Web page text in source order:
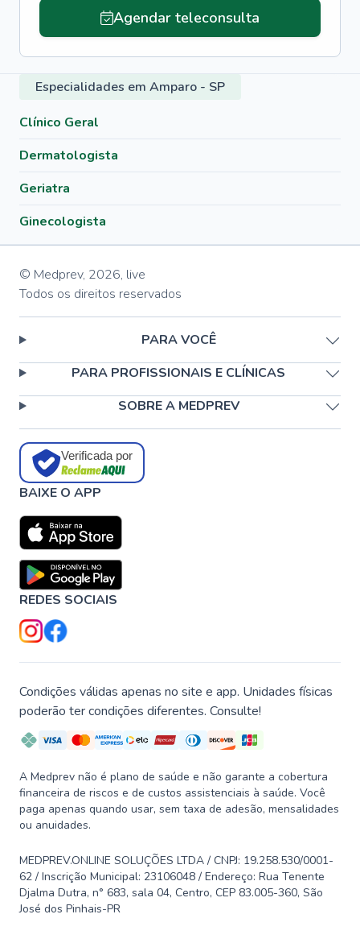
Agendar teleconsulta
Especialidades em Amparo - SP
Clínico Geral
Dermatologista
Geriatra
Ginecologista
© Medprev, 2026, live
Todos os direitos reservados
PARA VOCÊ
PARA PROFISSIONAIS E CLÍNICAS
SOBRE A MEDPREV
Verificada por
BAIXE O APP
REDES SOCIAIS
Condições válidas apenas no site e app. Unidades físicas
poderão ter condições diferentes. Consulte!
A Medprev não é plano de saúde e não garante a cobertura
financeira de riscos e de custos assistenciais à saúde. Você
paga apenas quando usar, sem taxa de adesão, mensalidades
ou anuidades.
MEDPREV.ONLINE SOLUÇÕES LTDA / CNPJ: 19.258.530/0001-
62 / Inscrição Municipal: 23106048 / Endereço: Rua Tenente
Djalma Dutra, n° 683, sala 04, Centro, CEP 83.005-360, São
José dos Pinhais-PR